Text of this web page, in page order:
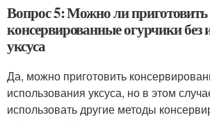
Вопрос 5: Можно ли приготовить
консервированные огурчики без
уксуса
Да, можно приготовить
использования уксуса, но в этом
использовать другие методы